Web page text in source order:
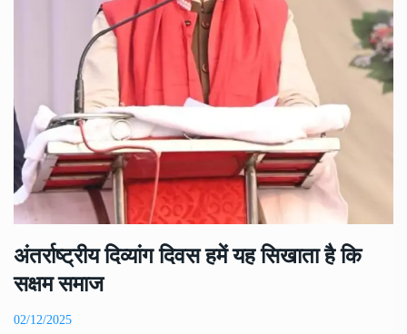
अंतर्राष्ट्रीय दिव्यांग दिवस हमें यह सिखाता है कि
सक्षम समाज
02/12/2025